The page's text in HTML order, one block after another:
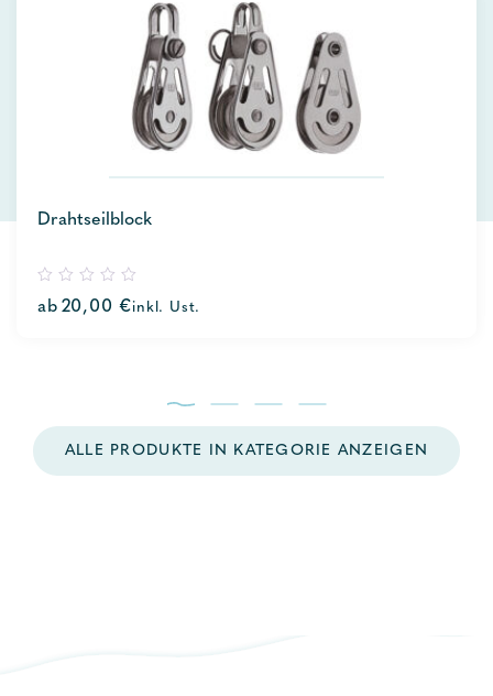
Drahtseilblock
out
ab 20,00€inkl. Ust.
ALLE PRODUKTE IN KATEGORIE ANZEIGEN